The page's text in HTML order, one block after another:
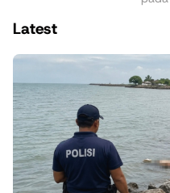
Latest